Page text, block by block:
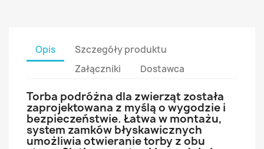
Opis
Szczegóły produktu
Załączniki
Dostawca
Torba podróżna dla zwierząt została
zaprojektowana z myślą o wygodzie i
bezpieczeństwie. Łatwa w montażu,
system zamków błyskawicznych
umożliwia otwieranie torby z obu